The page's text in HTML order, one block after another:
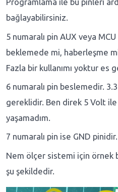
bağlayabilirsiniz.
5 numaralı pin AUX veya
beklemede mi, haberleşme mi
Fazla bir kullanımı yoktur es
6 numaralı pin beslemedir.
gereklidir. Ben direk 5 Volt
yaşamadım.
7 numaralı pin ise GND pinidir.
Nem ölçer sistemi için örnek
şu şekildedir.